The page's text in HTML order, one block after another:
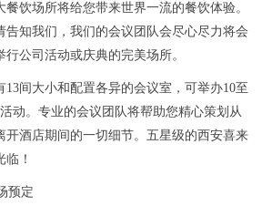
饮场所将给您带来世界一流的餐饮体验。
告知我们，我们的会议团队会尽心尽力将会
公司活动或庆典的完美场所。
间大小和配置各异的会议室，可举办10至
动。专业的会议团队将帮助您精心策划从
开酒店期间的一切细节。五星级的西安喜来
！